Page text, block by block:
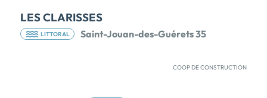
LES CLARISSES
LITTORAL Saint-Jouan-des-Guérets 35
COOP DE CONSTRUCTION